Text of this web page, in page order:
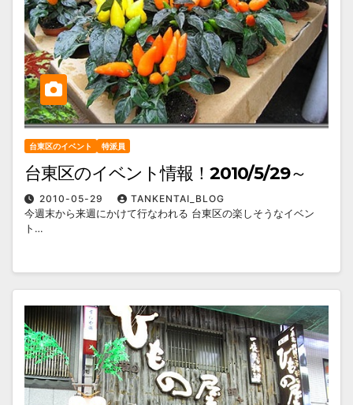
台東区のイベント 特派員
台東区のイベント情報！2010/5/29～
2010-05-29
TANKENTAI_BLOG
今週末から来週にかけて行なわれる 台東区の楽しそうなイベン
ト…